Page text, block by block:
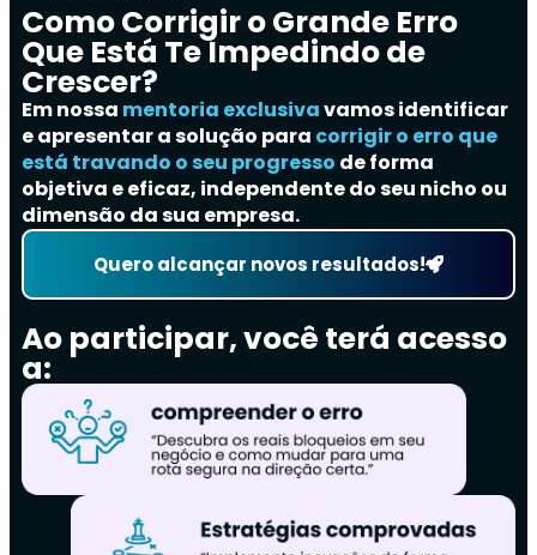
Como Corrigir o Grande Erro
Que Está Te Impedindo de
Crescer?
Em nossa mentoria exclusivavamos identificar
e apresentar a solução para corrigir o erro que
está travando o seu progresso de forma
objetiva e eficaz, independente do seu nicho ou
dimensão da sua empresa.
Quero alcançar novos resultados!
Ao participar, você terá acesso
a: